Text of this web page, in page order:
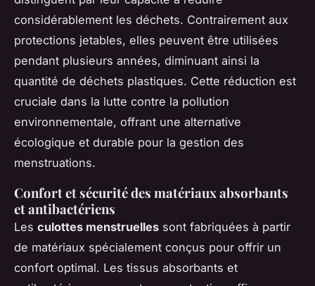
considérablement les déchets. Contrairement aux
protections jetables, elles peuvent être utilisées
pendant plusieurs années, diminuant ainsi la
quantité de déchets plastiques. Cette réduction est
cruciale dans la lutte contre la pollution
environnementale, offrant une alternative
écologique et durable pour la gestion des
menstruations.
Confort et sécurité des matériaux absorbants
et antibactériens
Les culottes menstruelles sont fabriquées à partir
de matériaux spécialement conçus pour offrir un
confort optimal. Les tissus absorbants et